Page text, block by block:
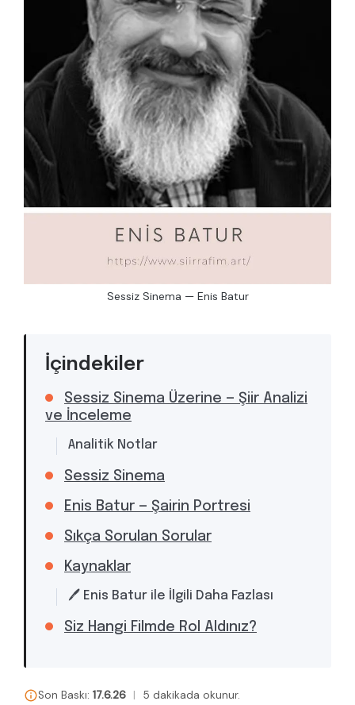
Sessiz Sinema — Enis Batur
İçindekiler
Sessiz Sinema Üzerine — Şiir Analizi
ve İnceleme
Analitik Notlar
Sessiz Sinema
Enis Batur — Şairin Portresi
Sıkça Sorulan Sorular
Kaynaklar
🖊️ Enis Batur ile İlgili Daha Fazlası
Siz Hangi Filmde Rol Aldınız?
Son Baskı: 17.6.26 | 5 dakikada okunur.